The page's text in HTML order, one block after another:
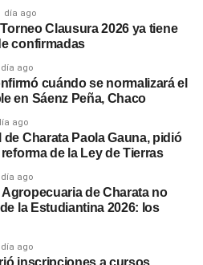
día ago
Clausura 2026 ya tiene
confirmadas
día ago
cuándo se normalizará el
en Sáenz Peña, Chaco
ago
de Charata Paola Gauna, pidió
de la Ley de Tierras
día ago
Agropecuaria de Charata no
la Estudiantina 2026: los
día ago
inscripciones a cursos